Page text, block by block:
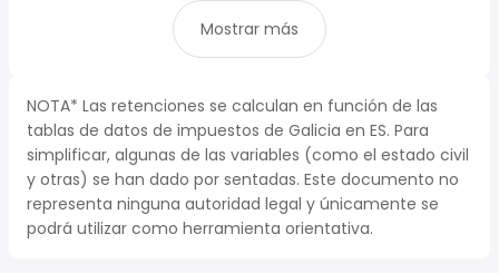
Mostrar más
NOTA* Las retenciones se calculan en función de las
tablas de datos de impuestos de Galicia en ES. Para
simplificar, algunas de las variables (como el estado civil
y otras) se han dado por sentadas. Este documento no
representa ninguna autoridad legal y únicamente se
podrá utilizar como herramienta orientativa.